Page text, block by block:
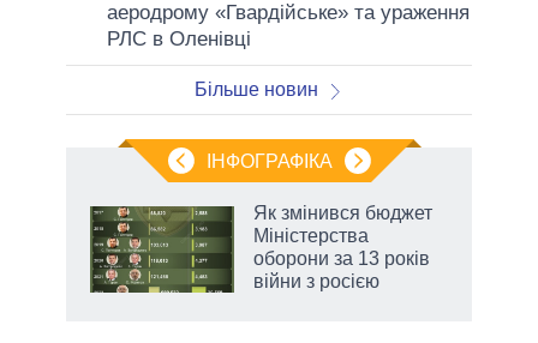
аеродрому «Гвардійське» та ураження
РЛС в Оленівці
Більше новин
ІНФОГРАФІКА
Як змінився бюджет
Міністерства
оборони за 13 років
війни з росією